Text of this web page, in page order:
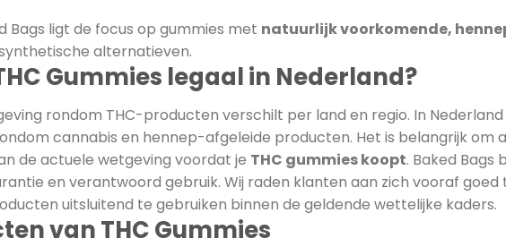
Bags ligt de focus op gummies met natuurlijk voorkomende,
alternatieven.
Gummies legaal in Nederland?
rondom THC-producten verschilt per land en regio. In
cannabis en hennep-afgeleide producten. Het is belangrijk om
de actuele wetgeving voordat je THC gummies koopt. Baked Bags
en verantwoord gebruik. Wij raden klanten aan zich vooraf
uitsluitend te gebruiken binnen de geldende wettelijke kaders.
van THC Gummies